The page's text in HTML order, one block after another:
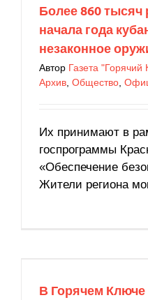
Архив
Более 860
начала года
незаконное
Автор Газета "Горячий
Архив Общество
Их принимают в
госпрограммы
«Обеспечение
Жители региона
В Горячем Ключе